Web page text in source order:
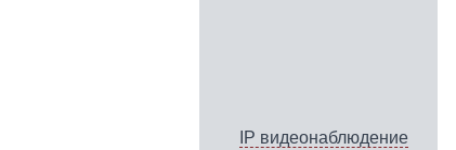
IP видеонаблюдение